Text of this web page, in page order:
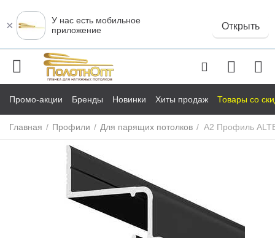
×
У нас есть мобильное
приложение
Открыть
Промо-акции Бренды Новинки Хиты продаж Товары со
Главная / Профили / Для парящих потолков / А2 Профиль